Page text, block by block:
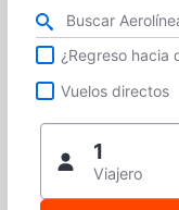
Refina tu búsqueda por
¿Regreso hacia
Vuelos directos
1
Viajero